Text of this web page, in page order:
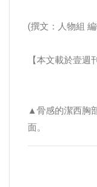
(撰文：人物組
【本文載於壹週
▲骨感的潔西胸
面。